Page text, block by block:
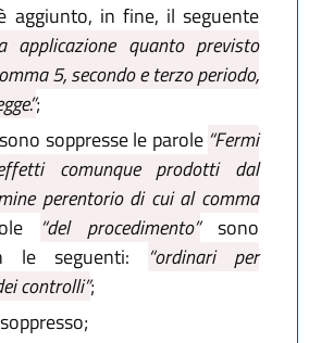
aggiunto, in fine, il seguente
applicazione quanto previsto
5, secondo e terzo periodo,
;
soppresse le parole “Fermi
comunque prodotti dal
perentorio di cui al comma
“del procedimento”sono
le seguenti: “ordinari per
controlli”;